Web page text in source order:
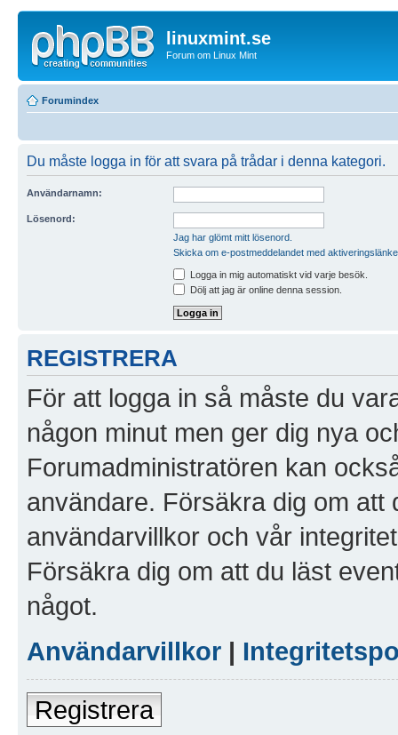
linuxmint.se
Forum om Linux Mint
Forumindex
Du måste logga in för att svara på trådar i denna kategori.
Användarnamn:
Lösenord:
Jag har glömt mitt lösenord.
Skicka om e-postmeddelandet med
Logga in mig automatiskt vid varje besök.
Dölj att jag är online denna session.
REGISTRERA
För att logga in så måste du
någon minut men ger dig nya
Forumadministratören kan
användare. Försäkra dig om
användarvillkor och vår
Försäkra dig om att du läst
något.
Användarvillkor |
Registrera